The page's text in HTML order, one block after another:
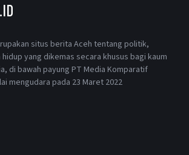
situs berita Aceh tentang politik,
yang dikemas secara khusus bagi kaum
di bawah payung PT Media Komparatif
mengudara pada 23 Maret 2022